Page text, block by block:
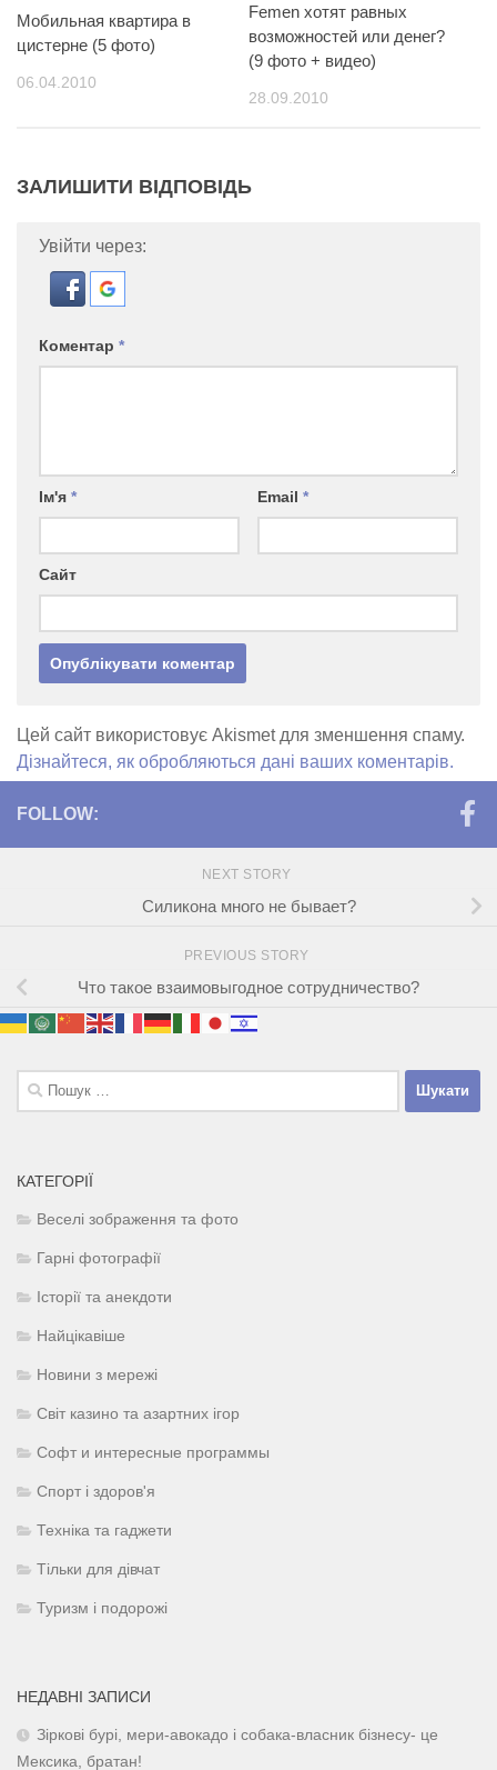
Мобильная квартира в
цистерне (5 фото)
06.04.2010
Femen хотят равных
возможностей или денег?
(9 фото + видео)
28.09.2010
ЗАЛИШИТИ ВІДПОВІДЬ
Увійти через:
Коментар *
Ім'я * Email *
Сайт
Цей сайт використовує Akismet для зменшення спаму.
Дізнайтеся, як обробляються дані ваших коментарів.
FOLLOW:
NEXT STORY
Силикона много не бывает?
PREVIOUS STORY
Что такое взаимовыгодное сотрудничество?
Пошук:
КАТЕГОРІЇ
Веселі зображення та фото
Гарні фотографії
Історії та анекдоти
Найцікавіше
Новини з мережі
Світ казино та азартних ігор
Софт и интересные программы
Спорт і здоров'я
Техніка та гаджети
Тільки для дівчат
Туризм і подорожі
НЕДАВНІ ЗАПИСИ
Зіркові бурі, мери-авокадо і собака-власник бізнесу- це
Мексика, братан!